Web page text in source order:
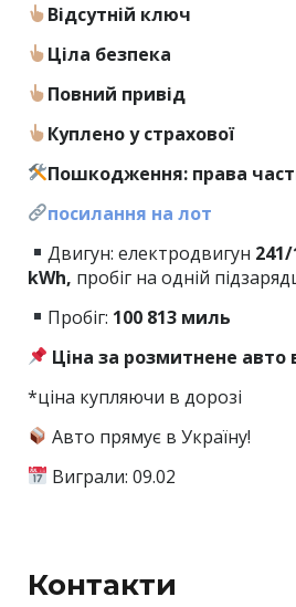
Відсутній ключ
Ціла безпека
Повний привід
Куплено у страхової
Пошкодження: права
посилання на лот
Двигун: електродвигун
kWh, пробіг на одній
Пробіг: 100 813 миль
Ціна за розмитнене авто
*ціна купляючи в дорозі
Авто прямує в Україну!
Виграли: 09.02
Контакти